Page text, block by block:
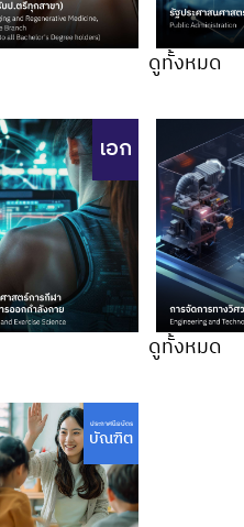
ดูทั้งหมด
เอก
ดูทั้งหมด
ประกาศนียบัตร
บัณฑิต